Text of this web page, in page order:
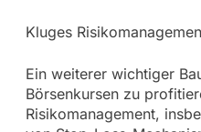
Kluges
Ein weiterer wichtiger
Börsenkursen zu
Risikomanagement,